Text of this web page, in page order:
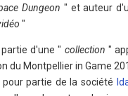
Dungeon " et auteur
"
d'une " collection "
du Montpellier in Game
partie de la société